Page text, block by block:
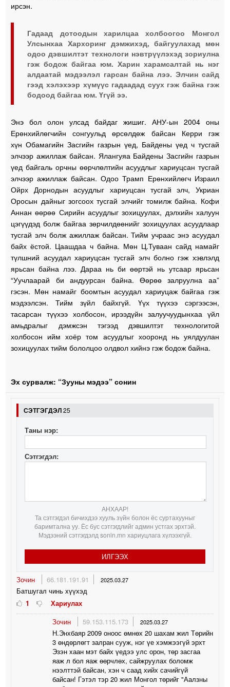
ирсэн.
Гадаад дотоодын харилцаа холбоогоо Монгол
Улсынхаа Хархоринг дэмжихэд, байгуулахад мөн
одоо дэвшилтэт технологи нэвтрүүлэхэд зориулна
гэж бодож байгаа юм. Харин харамсалтай нь нэг
алдаатай мэдээлэл гарсан байна лээ. Элчин сайд
гээд хэлэхээр хүмүүс гадаадад суух гэж байна гэж
бодоод байгаа юм. Үгүй ээ.
Энэ бол олон улсад байдаг жишиг. АНУ-ын 2004 оны
Ерөнхийлөгчийн сонгуульд өрсөлдөж байсан Керри гэж
хүн Обамагийн Засгийн газрын үед, Байдены үед ч тусгай
элчээр ажиллаж байсан. Ялангуяа Байдены Засгийн газрын
үед байгаль орчны өөрчлөлтийн асуудлыг хариуцсан тусгай
элчээр ажиллаж байсан. Одоо Трамп Ерөнхийлөгч Израил
Ойрх Дорнодын асуудлыг хариуцсан тусгай элч, Укриан
Оросын дайныг зогсоох тусгай элчийг томилж байна. Кофи
Аннан өөрөө Сирийн асуудлыг зохицуулах, дэлхийн халуун
цэгүүдэд болж байгаа зөрчилдөөнийг зохицуулах асуудлаар
тусгай элч болж ажиллаж байсан. Тийм учраас энэ асуудал
байх ёстой. Цаашдаа ч байна. Мөн Ц.Туваан сайд намайг
түлшний асуудал хариуцсан тусгай элч болно гэж хэвлэлд
ярьсан байна лээ. Дараа нь би өөртэй нь утсаар ярьсан
“Уучлаарай би андуурсан байна. Өөрөө залруулна аа”
гэсэн. Мөн намайг боомтын асуудал хариуцаж байгаа гэж
мэдээлсэн. Тийм зүйл байхгүй. Үүх түүхээ сэргээсэн,
тасарсан түүхээ холбосон, ирээдүйн залуучуудынхаа үйл
амьдралыг дэмжсэн тэгээд дэвшилтэт технологитой
холбосон ийм хоёр том асуудлыг хооронд нь уялдуулан
зохицуулах тийм бололцоо олдвол хийнэ гэж бодож байна.
Эх сурвалж: “Зууны мэдээ” сонин
СЭТГЭГДЭЛ25
Таны нэр:
Сэтгэгдэл:
АНХААР!
Та сэтгэгдэл бичихдээ хууль зүйн болон ёс суртахууныг
баримтална уу. Ёс бус сэтгэгдлийг админ устгах эрхтэй.
Мэдээний сэтгэгдэлд sonin.mn хариуцлага хүлээхгүй.
ИЛГЭЭХ
Зочин 66.181.191.91 2025.03.27
Батшугал чинь хүүхэд
1
Хариулах
Зочин
59.153.115.173 2025.03.27
Н.Энхбаяр 2009 оноос өмнөх 20 шахам жил Төрийн
3 өндөрлөгт залран сууж, нэг үе хэмжээгүй эрхт
Эзэн хаан мэт байх үедээ улс орон, төр засгаа
яаж л бол яаж өөрчлөх, сайжруулах боломж
нээлттэй байсан, хэн ч саад хийх сачийгүй
байсан! Гэтэл тэр 20 жил Монгол төрийг "Аалзны